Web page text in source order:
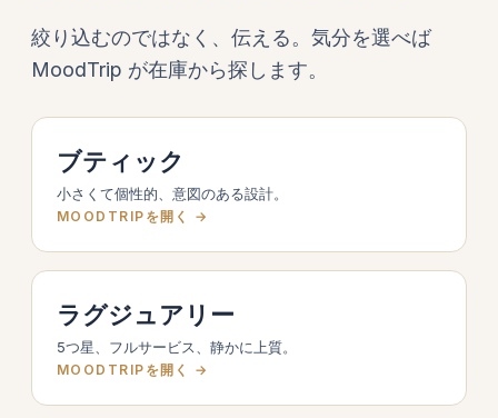
絞り込むのではなく、伝える。気分を選べば
MoodTrip が在庫から探します。
ブティック
小さくて個性的、意図のある設計。
MOODTRIPを開く →
ラグジュアリー
5つ星、フルサービス、静かに上質。
MOODTRIPを開く →